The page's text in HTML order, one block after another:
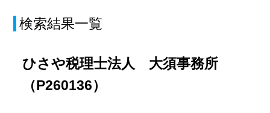
検索結果一覧
ひさや税理士法人 大須事務所
（P260136）